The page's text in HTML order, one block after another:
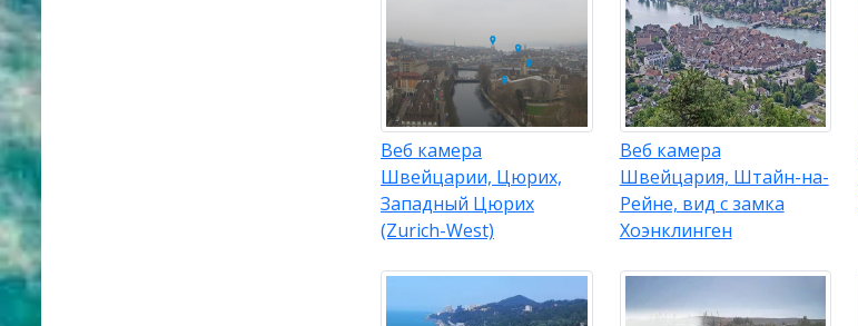
Веб камера
Швейцарии, Цюрих,
Западный Цюрих
(Zurich-West)
Веб камера
Швейцария, Штайн-на-
Рейне, вид с замка
Хоэнклинген